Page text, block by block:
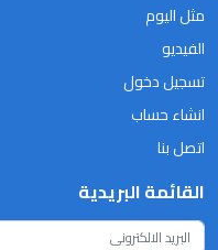
مثل اليوم
الفيديو
تسجيل دخول
انشاء حساب
اتصل بنا
القائمة البريدية